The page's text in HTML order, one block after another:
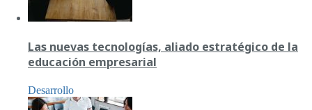
Las nuevas tecnologías, aliado estratégico de la
educación empresarial
Desarrollo